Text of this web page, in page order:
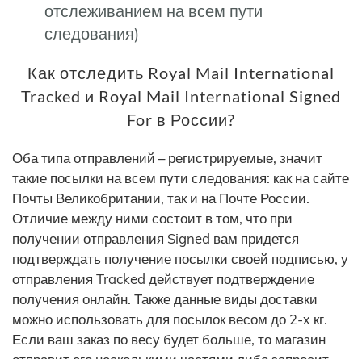
отслеживанием на всем пути
следования)
Как отследить Royal Mail International
Tracked и Royal Mail International Signed
For в России?
Оба типа отправлений – регистрируемые, значит
такие посылки на всем пути следования: как на сайте
Почты Великобритании, так и на Почте России.
Отличие между ними состоит в том, что при
получении отправления Signed вам придется
подтверждать получение посылки своей подписью, у
отправления Tracked действует подтверждение
получения онлайн. Также данные виды доставки
можно использовать для посылок весом до 2-х кг.
Если ваш заказ по весу будет больше, то магазин